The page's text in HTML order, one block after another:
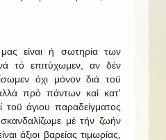
είναι ή σωτηρία των
τό επιτύχωμεν, αν δέν
όχι μόνον διά τοϋ
πρό πάντων καί κατ'
τοϋ άγιου παραδείγματος
μέ τήν ζωήν
άξιοι βαρείας τιμωρίας,